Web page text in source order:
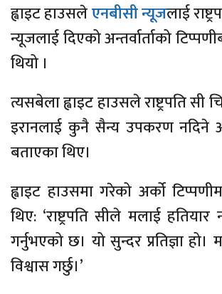
ह्वाइट हाउसलेएनबीसी न्यूजलाई
न्यूजलाई दिएको अन्तर्वार्ताको
थियो ।
त्यसबेला ह्वाइट हाउसले राष्ट्रपति
इरानलाई कुनै सैन्य उपकरण नदिने
बताएका थिए।
ह्वाइट हाउसमा गरेको अर्को
थिए: ‘राष्ट्रपति सीले मलाई हतियार
गर्नुभएको छ। यो सुन्दर प्रतिज्ञा
विश्वास गर्छु।’